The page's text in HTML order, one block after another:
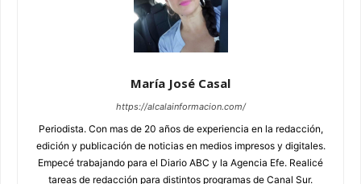
María José Casal
https://alcalainformacion.com/
Periodista. Con mas de 20 años de experiencia en la redacción,
edición y publicación de noticias en medios impresos y digitales.
Empecé trabajando para el Diario ABC y la Agencia Efe. Realicé
tareas de redacción para distintos programas de Canal Sur.